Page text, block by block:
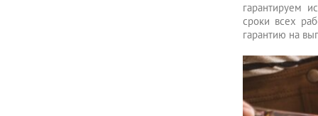
гарантируем
сроки всех
гарантию на